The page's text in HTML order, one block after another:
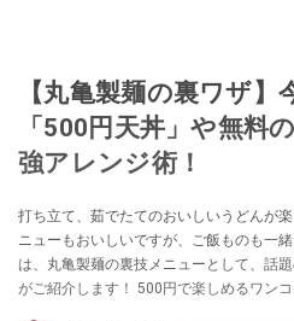
【丸亀製麺の裏ワザ】
「500円天丼」や無料
強アレンジ術！
打ち立て、茹でたてのおいしいうどんが
ニューもおいしいですが、ご飯ものも一
は、丸亀製麺の裏技メニューとして、話
がご紹介します！ 500円で楽しめるワン